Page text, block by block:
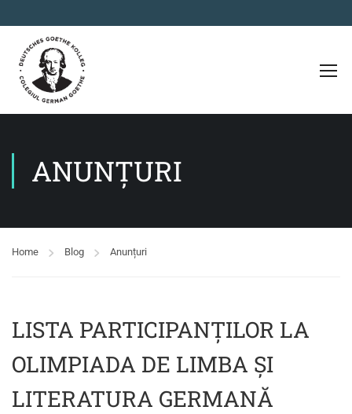
ANUNȚURI
Home Blog Anunțuri
LISTA PARTICIPANȚILOR LA
OLIMPIADA DE LIMBA ȘI
LITERATURA GERMANĂ